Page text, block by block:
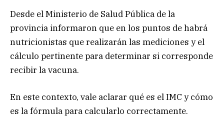
Desde el Ministerio de Salud Pública de la
provincia informaron que en los puntos de habrá
nutricionistas que realizarán las mediciones y el
cálculo pertinente para determinar si corresponde
recibir la vacuna.
En este contexto, vale aclarar qué es el IMC y cómo
es la fórmula para calcularlo correctamente.